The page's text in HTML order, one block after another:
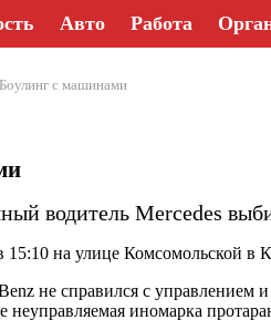
Авто Работа
с машинами
водитель Mercedes
на улице Комсомольской в
не справился с управлением
неуправляемая иномарка